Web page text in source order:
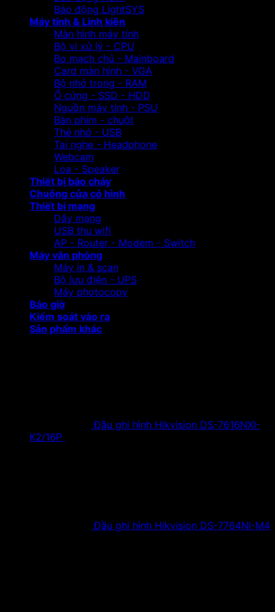
Báo động LightSYS
Máy tính & Linh kiện
Màn hình máy tính
Bộ vi xử lý - CPU
Bo mạch chủ - Mainboard
Card màn hình - VGA
Bộ nhớ trong - RAM
Ổ cứng - SSD - HDD
Nguồn máy tính - PSU
Bàn phím - chuột
Thẻ nhớ - USB
Tai nghe - Headphone
Webcam
Loa - Speaker
Thiết bị báo cháy
Chuông cửa có hình
Thiết bị mạng
Dây mạng
USB thu wifi
AP - Router - Modem - Switch
Máy văn phòng
Máy in & scan
Bộ lưu điện - UPS
Máy photocopy
Báo giờ
Kiểm soát vào ra
Sản phẩm khác
Đầu ghi hình Hikvision DS-7616NXI-
K2/16P
Đầu ghi hình Hikvision DS-7764NI-M4